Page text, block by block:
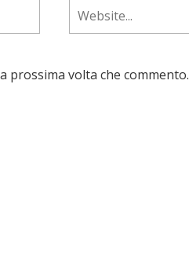
prossima volta che commento.